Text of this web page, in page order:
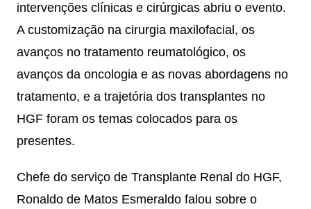
intervenções clínicas e cirúrgicas abriu o evento.
A customização na cirurgia maxilofacial, os
avanços no tratamento reumatológico, os
avanços da oncologia e as novas abordagens no
tratamento, e a trajetória dos transplantes no
HGF foram os temas colocados para os
presentes.
Chefe do serviço de Transplante Renal do HGF,
Ronaldo de Matos Esmeraldo falou sobre o